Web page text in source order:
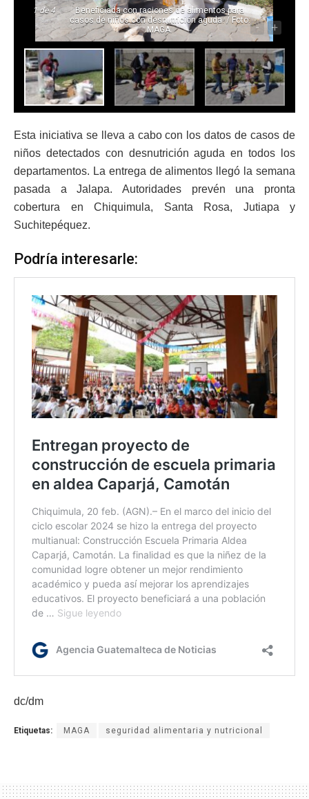
1de 4
Beneficiada con raciones de alimentos para
casos de niños con desnutrición aguda. / Foto:
MAGA.
- +
Esta iniciativa se lleva a cabo con los datos de casos de
niños detectados con desnutrición aguda en todos los
departamentos. La entrega de alimentos llegó la semana
pasada a Jalapa. Autoridades prevén una pronta
cobertura en Chiquimula, Santa Rosa, Jutiapa y
Suchitepéquez.
Podría interesarle:
dc/dm
Etiquetas: MAGA seguridad alimentaria y nutricional